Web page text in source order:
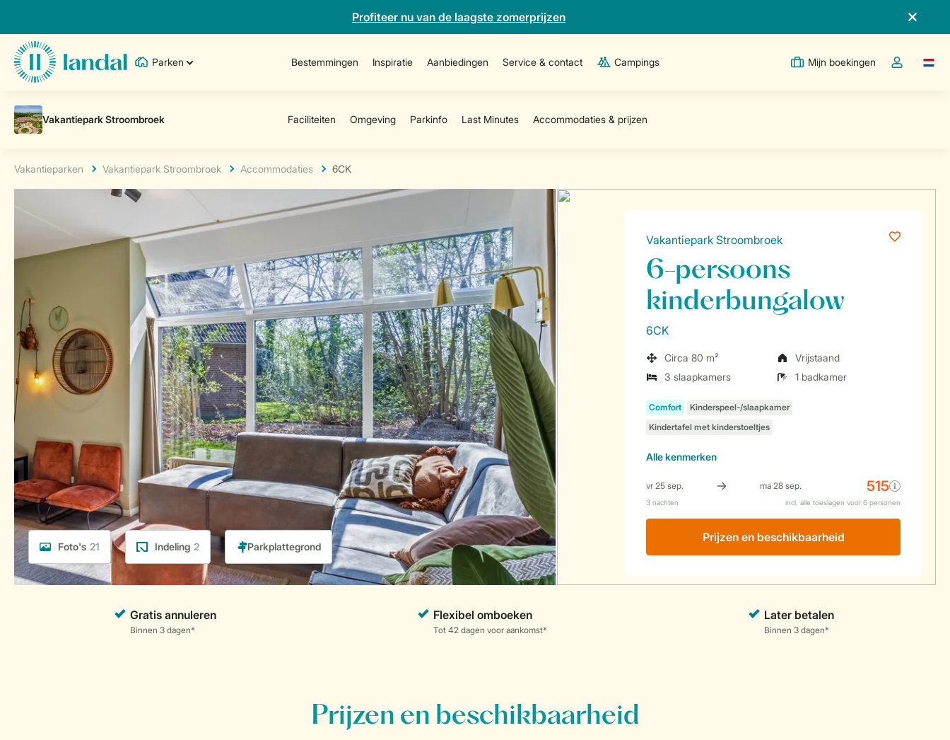
Profiteer nu van de laagste zomerprijzen
Parken Bestemmingen Inspiratie Aanbiedingen Service & contact Campings Mijn boekingen
Open deTaal
Vakantieparken Vakantiepark Stroombroek Accommodaties 6CK
Foto's 21 Indeling 2
Vakantiepark Stroombroek
6-persoons
kinderbungalow
6CK
Circa 80 m²
Vrijstaand
3 slaapkamers
1 badkamer
Allekenmerken
Prijzen en beschikbaarheid
Prijzen en beschikbaarheid